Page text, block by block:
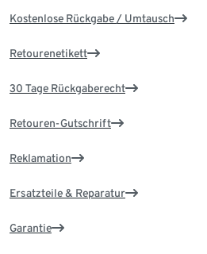
Kostenlose Rückgabe / Umtausch
Retourenetikett
30 Tage Rückgaberecht
Retouren-Gutschrift
Reklamation
Ersatzteile & Reparatur
Garantie